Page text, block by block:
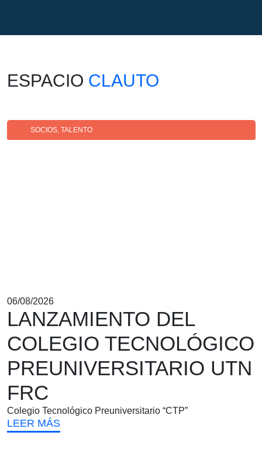
ESPACIO CLAUTO
SOCIOS, TALENTO
06/08/2026
LANZAMIENTO DEL
COLEGIO TECNOLÓGICO
PREUNIVERSITARIO UTN
FRC
Colegio Tecnológico Preuniversitario “CTP”
LEER MÁS